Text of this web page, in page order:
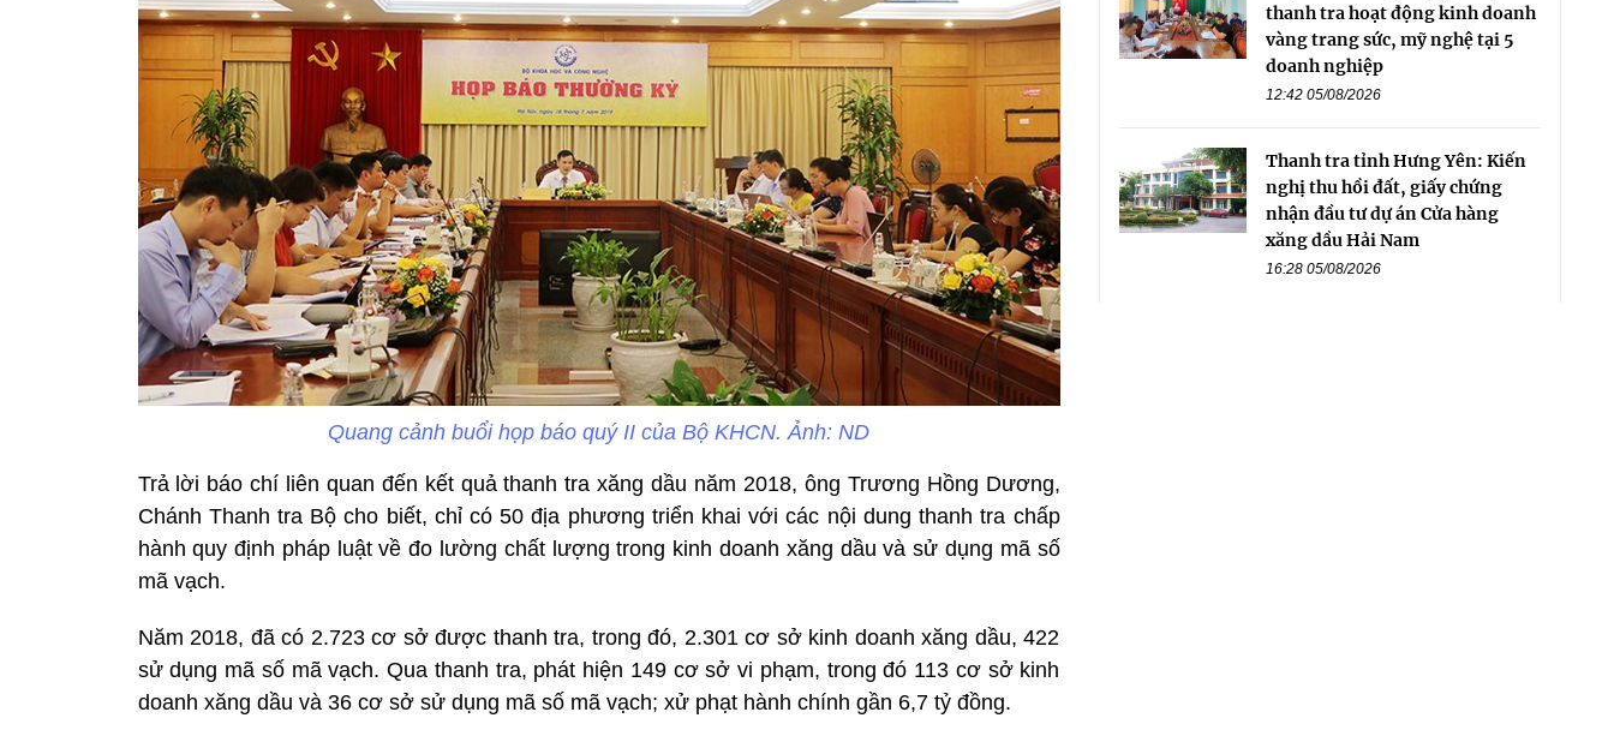
Quang cảnh buổi họp báo quý II của Bộ KHCN. Ảnh: ND
Trả lời báo chí liên quan đến kết quả thanh tra xăng dầu năm 2018, ông Trương Hồng Dương,
Chánh Thanh tra Bộ cho biết, chỉ có 50 địa phương triển khai với các nội dung thanh tra chấp
hành quy định pháp luật về đo lường chất lượng trong kinh doanh xăng dầu và sử dụng mã số
mã vạch.
Năm 2018, đã có 2.723 cơ sở được thanh tra, trong đó, 2.301 cơ sở kinh doanh xăng dầu, 422
sử dụng mã số mã vạch. Qua thanh tra, phát hiện 149 cơ sở vi phạm, trong đó 113 cơ sở kinh
doanh xăng dầu và 36 cơ sở sử dụng mã số mã vạch; xử phạt hành chính gần 6,7 tỷ đồng.
thanh tra hoạt động kinh doanh
vàng trang sức, mỹ nghệ tại 5
doanh nghiệp
12:42 05/08/2026
Thanh tra tỉnh Hưng Yên: Kiến
nghị thu hồi đất, giấy chứng
nhận đầu tư dự án Cửa hàng
xăng dầu Hải Nam
16:28 05/08/2026